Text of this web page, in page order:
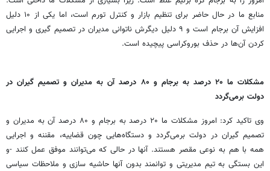
منابع ما در حال حاضر برای تنظیم بازار و کنترل تورم است، اما یکی از ۱۰ دلیل
افزایش آن برجام است و ۹ دلیل دیگرش ناتوانی مدیران در تصمیم گیری و اجرایی
کردن آن‌ها در حذف بوروکراسی پیچیده است.
مشکلات ما ۲۰ درصد به برجام و ۸۰ درصد آن به مدیران و تصمیم گیران در
دولت برمی‌گردد
وی تاکید کرد: امروز مشکلات ما ۲۰ درصد به برجام و ۸۰ درصد آن به مدیران و
تصمیم گیران در دولت برمی‌گردد و دستگاه‌هایی چون قضاییه، مقننه و اجرایی
همه با هم به نوعی مقصر هستند. آنها در حالی که می‌توانند موفق عمل کنند -و
این بستگی به تیم مدیریتی و توانمند بدون آنها حاشیه سازی و ملاحظات سیاسی